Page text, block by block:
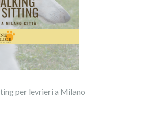
per levrieri a Milano